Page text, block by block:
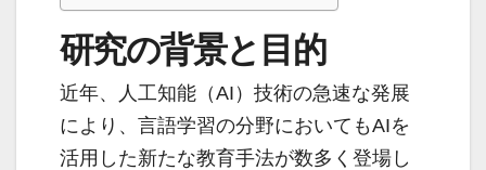
研究の背景と目的
近年、人工知能（AI）技術の急速な発展
により、言語学習の分野においてもAIを
活用した新たな教育手法が数多く登場し